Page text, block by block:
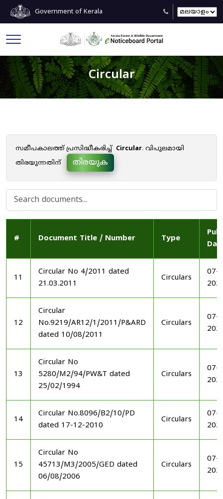
Government of Kerala
Circular
സമീപകാലത്ത് പ്രസിദ്ധീകരിച്ച് Circular. വിപുലമായി
തിരയുന്നതിന്
തിരയുക
# Document Title / Number Type
11
Circular No 4/2011 dated
21.03.2011
Circulars
07-
12
Circular
No.9219/AR12/1/2011/P&ARD
dated 10/08/2011
Circulars
07-
13
Circular No
5280/M2/94/PW&T dated
25/02/1994
Circulars
07-
14
Circular No.8096/B2/10/PD
dated 17-12-2010
Circulars
07-
15
Circular No
45713/M3/2005/GED dated
06/08/2006
Circulars
07-